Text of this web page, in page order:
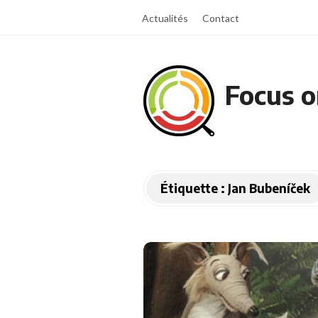
Actualités Contact
Focus
Étiquette : Jan Bubeníček